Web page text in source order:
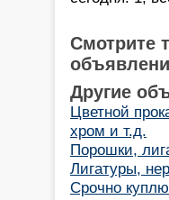
Смотрите
Другие
Цветной
хром и т.д.
Порошки,
Лигатуры,
Срочно